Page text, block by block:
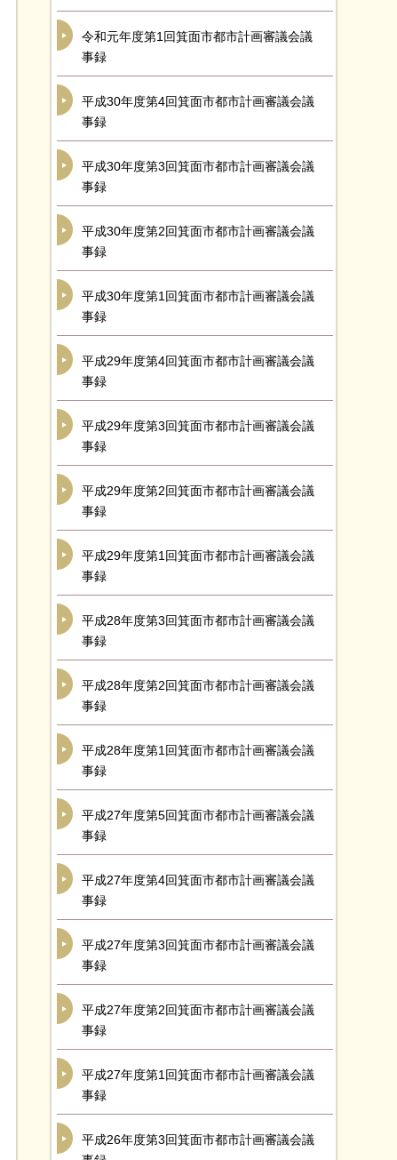
令和元年度第1回箕面市都市計画審議会議
事録
平成30年度第4回箕面市都市計画審議会議
事録
平成30年度第3回箕面市都市計画審議会議
事録
平成30年度第2回箕面市都市計画審議会議
事録
平成30年度第1回箕面市都市計画審議会議
事録
平成29年度第4回箕面市都市計画審議会議
事録
平成29年度第3回箕面市都市計画審議会議
事録
平成29年度第2回箕面市都市計画審議会議
事録
平成29年度第1回箕面市都市計画審議会議
事録
平成28年度第3回箕面市都市計画審議会議
事録
平成28年度第2回箕面市都市計画審議会議
事録
平成28年度第1回箕面市都市計画審議会議
事録
平成27年度第5回箕面市都市計画審議会議
事録
平成27年度第4回箕面市都市計画審議会議
事録
平成27年度第3回箕面市都市計画審議会議
事録
平成27年度第2回箕面市都市計画審議会議
事録
平成27年度第1回箕面市都市計画審議会議
事録
平成26年度第3回箕面市都市計画審議会議